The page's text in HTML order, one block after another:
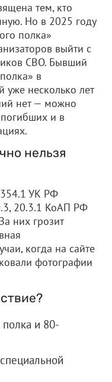
тем, кто
Но в 2025 году
полка»
выйти с
СВО. Бывший
в
уже несколько лет
нет — можно
и в
нельзя
354.1 УК РФ
20.3.1 КоАП РФ
них грозит
когда на сайте
фотографии
и 80-